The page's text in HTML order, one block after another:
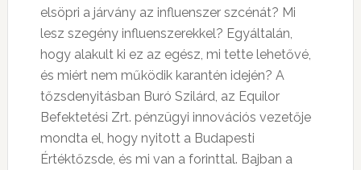
elsöpri a járvány az influenszer szcénát? Mi
lesz szegény influenszerekkel? Egyáltalán,
hogy alakult ki ez az egész, mi tette lehetővé,
és miért nem működik karantén idején? A
tőzsdenyitásban Buró Szilárd, az Equilor
Befektetési Zrt. pénzügyi innovációs vezetője
mondta el, hogy nyitott a Budapesti
Értéktőzsde, és mi van a forinttal. Bajban a